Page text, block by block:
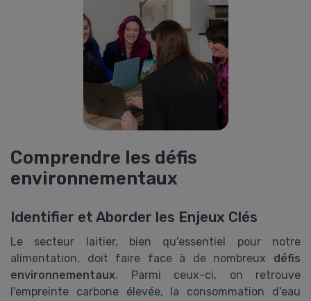
Comprendre les défis
environnementaux
Identifier et Aborder les Enjeux Clés
Le secteur laitier, bien qu'essentiel pour notre
alimentation, doit faire face à de nombreux défis
environnementaux. Parmi ceux-ci, on retrouve
l'empreinte carbone élevée, la consommation d'eau